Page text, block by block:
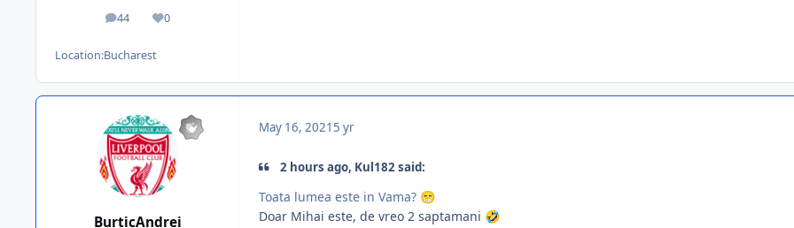
44
posts 0
Reputation
Location:Bucharest
BurticAndrei
May 16, 2021 5 yr
2 hours ago, Kul182 said:
Toata lumea este in Vama? 😁
Doar Mihai este, de vreo 2 saptamani 🤣